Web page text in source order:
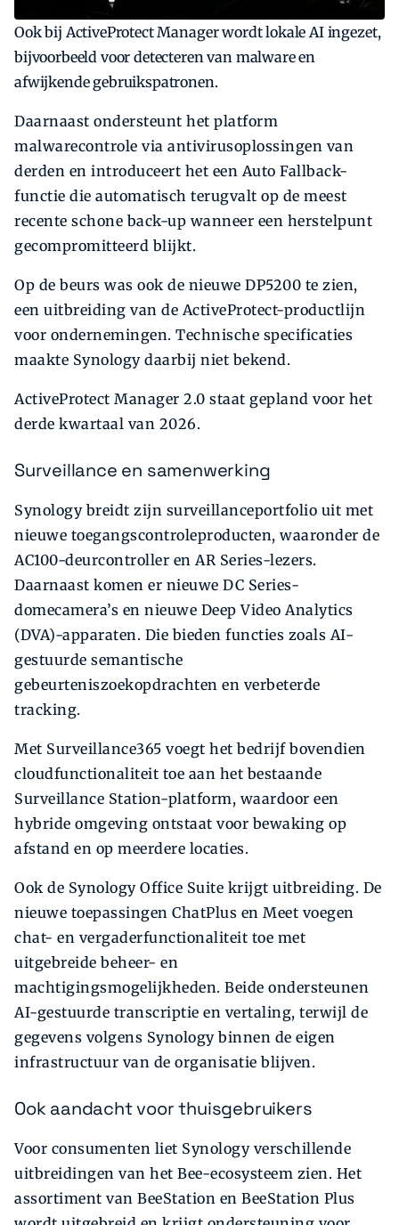
Ook bij ActiveProtect Manager wordt lokale AI ingezet,
bijvoorbeeld voor detecteren van malware en
afwijkende gebruikspatronen.
Daarnaast ondersteunt het platform
malwarecontrole via antivirusoplossingen van
derden en introduceert het een Auto Fallback-
functie die automatisch terugvalt op de meest
recente schone back-up wanneer een herstelpunt
gecompromitteerd blijkt.
Op de beurs was ook de nieuwe DP5200 te zien,
een uitbreiding van de ActiveProtect-productlijn
voor ondernemingen. Technische specificaties
maakte Synology daarbij niet bekend.
ActiveProtect Manager 2.0 staat gepland voor het
derde kwartaal van 2026.
Surveillance en samenwerking
Synology breidt zijn surveillanceportfolio uit met
nieuwe toegangscontroleproducten, waaronder de
AC100-deurcontroller en AR Series-lezers.
Daarnaast komen er nieuwe DC Series-
domecamera’s en nieuwe Deep Video Analytics
(DVA)-apparaten. Die bieden functies zoals AI-
gestuurde semantische
gebeurteniszoekopdrachten en verbeterde
tracking.
Met Surveillance365 voegt het bedrijf bovendien
cloudfunctionaliteit toe aan het bestaande
Surveillance Station-platform, waardoor een
hybride omgeving ontstaat voor bewaking op
afstand en op meerdere locaties.
Ook de Synology Office Suite krijgt uitbreiding. De
nieuwe toepassingen ChatPlus en Meet voegen
chat- en vergaderfunctionaliteit toe met
uitgebreide beheer- en
machtigingsmogelijkheden. Beide ondersteunen
AI-gestuurde transcriptie en vertaling, terwijl de
gegevens volgens Synology binnen de eigen
infrastructuur van de organisatie blijven.
Ook aandacht voor thuisgebruikers
Voor consumenten liet Synology verschillende
uitbreidingen van het Bee-ecosysteem zien. Het
assortiment van BeeStation en BeeStation Plus